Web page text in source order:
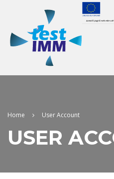
Home User Account
USER